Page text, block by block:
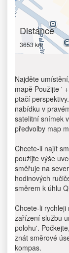
Distance
3653 km
Najděte
mapě Použijte '
ptačí
nabídku v
satelitní snímek
předvolby map
Chcete-li najít
použijte výše
směřuje na
hodinových
směrem k úhlu
Chcete-li
zařízení službu
polohu'.
znát směrové
kompas.